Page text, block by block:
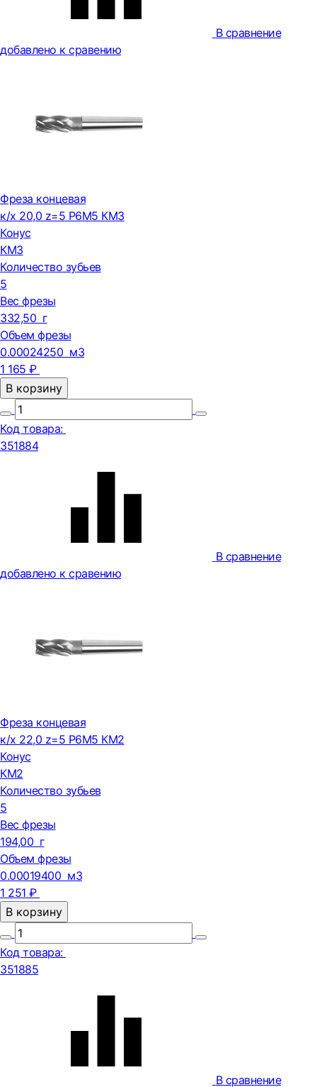
В сравнение
добавлено к сравению
Фреза концевая
к/х 20,0 z=5 Р6М5 КМ3
Конус
КМ3
Количество зубьев
5
Вес фрезы
332,50 г
Объем фрезы
0.00024250 м3
1 165 ₽
В корзину
Код товара:
351884
В сравнение
добавлено к сравению
Фреза концевая
к/х 22,0 z=5 Р6М5 КМ2
Конус
КМ2
Количество зубьев
5
Вес фрезы
194,00 г
Объем фрезы
0.00019400 м3
1 251 ₽
В корзину
Код товара:
351885
В сравнение